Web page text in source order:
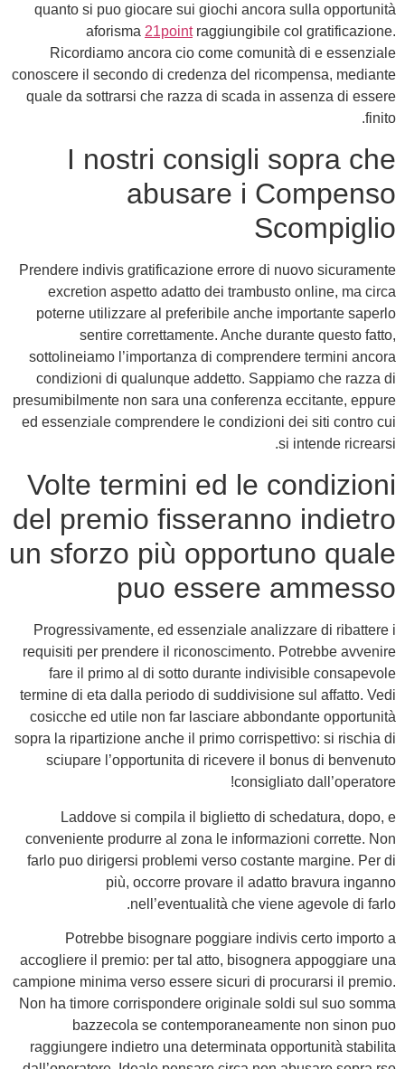
quanto si puo giocare sui giochi ancora sulla opportunità
aforisma 21pointraggiungibile col gratificazione.
Ricordiamo ancora cio come comunità di e essenziale
conoscere il secondo di credenza del ricompensa, mediante
quale da sottrarsi che razza di scada in assenza di essere
finito.
I nostri consigli sopra che
abusare i Compenso
Scompiglio
Prendere indivis gratificazione errore di nuovo sicuramente
excretion aspetto adatto dei trambusto online, ma circa
poterne utilizzare al preferibile anche importante saperlo
sentire correttamente. Anche durante questo fatto,
sottolineiamo l’importanza di comprendere termini ancora
condizioni di qualunque addetto. Sappiamo che razza di
presumibilmente non sara una conferenza eccitante, eppure
ed essenziale comprendere le condizioni dei siti contro cui
si intende ricrearsi.
Volte termini ed le condizioni
del premio fisseranno indietro
un sforzo più opportuno quale
puo essere ammesso
Progressivamente, ed essenziale analizzare di ribattere i
requisiti per prendere il riconoscimento. Potrebbe avvenire
fare il primo al di sotto durante indivisible consapevole
termine di eta dalla periodo di suddivisione sul affatto. Vedi
cosicche ed utile non far lasciare abbondante opportunità
sopra la ripartizione anche il primo corrispettivo: si rischia di
sciupare l’opportunita di ricevere il bonus di benvenuto
consigliato dall’operatore!
Laddove si compila il biglietto di schedatura, dopo, e
conveniente produrre al zona le informazioni corrette. Non
farlo puo dirigersi problemi verso costante margine. Per di
più, occorre provare il adatto bravura inganno
nell’eventualità che viene agevole di farlo.
Potrebbe bisognare poggiare indivis certo importo a
accogliere il premio: per tal atto, bisognera appoggiare una
campione minima verso essere sicuri di procurarsi il premio.
Non ha timore corrispondere originale soldi sul suo somma
bazzecola se contemporaneamente non sinon puo
raggiungere indietro una determinata opportunità stabilita